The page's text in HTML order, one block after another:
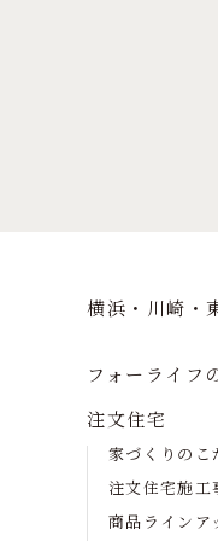
横浜・川崎・
フォーライフ
注文住宅
家づくりのこ
注文住宅施工
商品ラインア